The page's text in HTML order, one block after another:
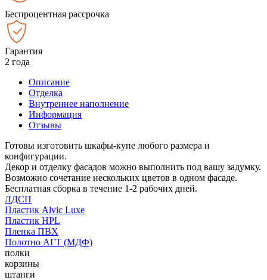
Беспроцентная рассрочка
Гарантия
2 года
Описание
Отделка
Внутреннее наполнение
Информация
Отзывы
Готовы изготовить шкафы-купе любого размера и
конфигурации.
Декор и отделку фасадов можно выполнить под вашу задумку.
Возможно сочетание нескольких цветов в одном фасаде.
Бесплатная сборка в течение 1-2 рабочих дней.
ЛДСП
Пластик Alvic Luxe
Пластик HPL
Пленка ПВХ
Полотно АГТ (МДФ)
полки
корзины
штанги